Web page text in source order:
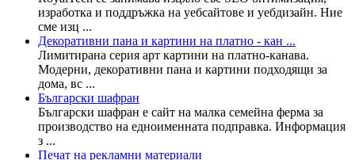
изработка и поддръжка на уебсайтове и уебдизайн. Ние
сме изц ...
Декоративни пана и картини на платно - кан ...
Лимитирана серия арт картини на платно-канава.
Модерни, декоративни пана и картини подходящи за
дома, вс ...
Български шафран
Български шафран е сайт на малка семейна ферма за
производство на едноименната подправка. Информация
з ...
Печат на рекламни материали